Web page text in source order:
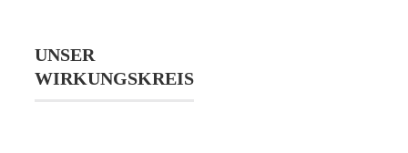
UNSER
WIRKUNGSKREIS